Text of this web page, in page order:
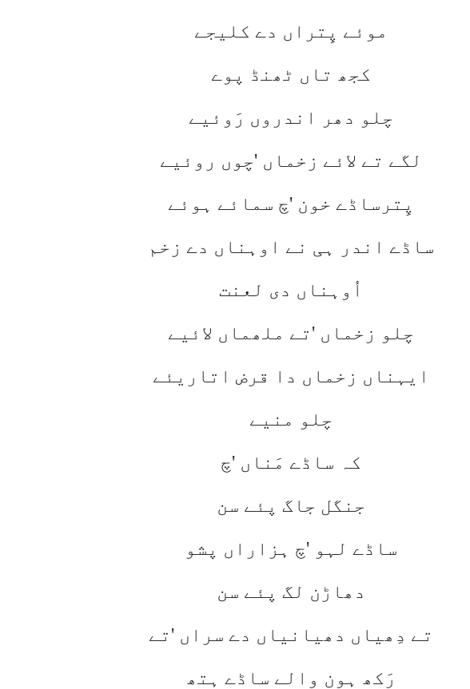
موئے پِتراں دے کلیجے
کجھ تاں ٹھنڈ پوے
چلو دھر اندروں رَوئیے
لگے تے لائے زخماں 'چوں روئیے
پِترساڈے خون 'چ سمائے ہوئے
ساڈے اندر ہی نے اوہناں دے زخم
اُوہناں دی لعنت
چلو زخماں 'تے ملھماں لائیے
ایہناں زخماں دا قرض اتاریئے
چلو منیے
کہ ساڈے مَناں 'چ
جنگل جاگ پئے سن
ساڈے لہو 'چ ہزاراں پشو
دھاڑن لگ پئے سن
تے دِھیاں دھیانیاں دے سراں 'تے
رَکھ ہون والے ساڈے ہتھ